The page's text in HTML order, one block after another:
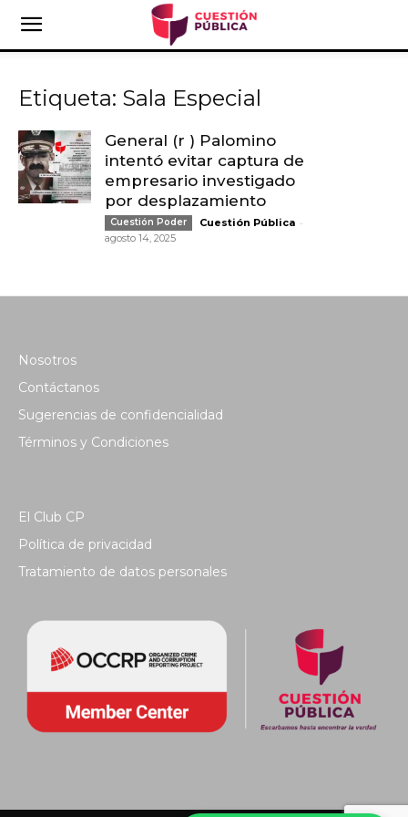
Etiqueta: Sala Especial
General (r ) Palomino
intentó evitar captura de
empresario investigado
por desplazamiento
Cuestión Poder Cuestión Pública -
agosto 14, 2025
Nosotros
Contáctanos
Sugerencias de confidencialidad
Términos y Condiciones
El Club CP
Política de privacidad
Tratamiento de datos personales